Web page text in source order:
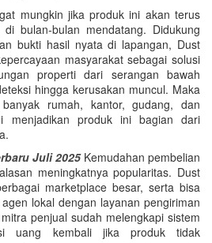
mungkin jika produk ini akan terus
bulan-bulan mendatang. Didukung
bukti hasil nyata di lapangan, Dust
masyarakat sebagai solusi
properti dari serangan bawah
hingga kerusakan muncul. Maka
rumah, kantor, gudang, dan
menjadikan produk ini bagian dari
Juli 2025Kemudahan pembelian
meningkatnya popularitas. Dust
marketplace besar, serta bisa
lokal dengan layanan pengiriman
penjual sudah melengkapi sistem
uang kembali jika produk tidak